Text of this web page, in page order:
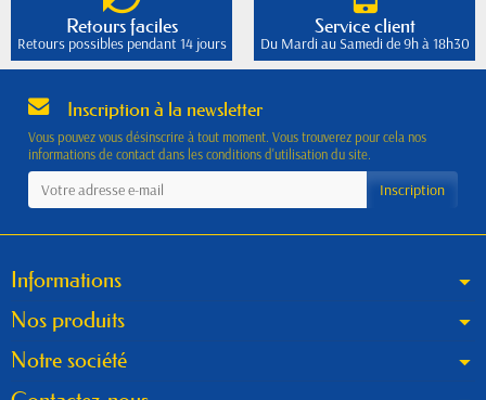
Retours faciles
Retours possibles pendant 14 jours
Service client
Du Mardi au Samedi de 9h à 18h30
Inscription à la newsletter
Vous pouvez vous désinscrire à tout moment. Vous trouverez pour cela nos
informations de contact dans les conditions d'utilisation du site.
Informations
Nos produits
Notre société